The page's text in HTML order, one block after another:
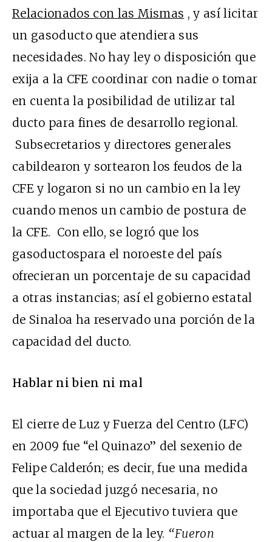
Relacionados con las Mismas , y así licitar
un gasoducto que atendiera sus
necesidades. No hay ley o disposición que
exija a la CFE coordinar con nadie o tomar
en cuenta la posibilidad de utilizar tal
ducto para fines de desarrollo regional.
Subsecretarios y directores generales
cabildearon y sortearon los feudos de la
CFE y logaron si no un cambio en la ley
cuando menos un cambio de postura de
la CFE. Con ello, se logró que los
gasoductospara el noroeste del país
ofrecieran un porcentaje de su capacidad
a otras instancias; así el gobierno estatal
de Sinaloa ha reservado una porción de la
capacidad del ducto.
Hablar ni bien ni mal
El cierre de Luz y Fuerza del Centro (LFC)
en 2009 fue “el Quinazo” del sexenio de
Felipe Calderón; es decir, fue una medida
que la sociedad juzgó necesaria, no
importaba que el Ejecutivo tuviera que
actuar al margen de la ley. “Fueron